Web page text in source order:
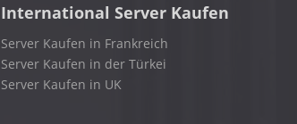
International Server Kaufen
Server Kaufen in Frankreich
Server Kaufen in der Türkei
Server Kaufen in UK